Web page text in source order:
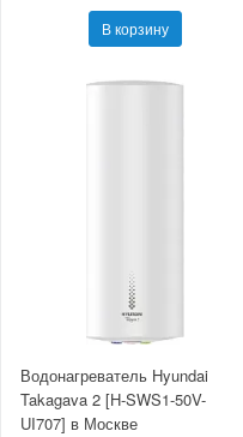
В корзину
Водонагреватель Hyundai
Takagava 2 [H-SWS1-50V-
UI707] в Москве